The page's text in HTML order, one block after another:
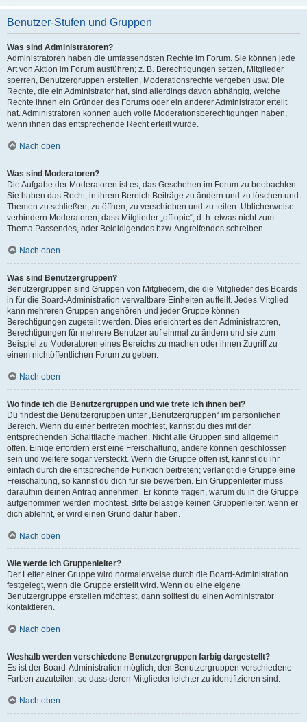
Benutzer-Stufen und Gruppen
Was sind Administratoren?
Administratoren haben die umfassendsten Rechte im Forum. Sie können jede
Art von Aktion im Forum ausführen; z. B. Berechtigungen setzen, Mitglieder
sperren, Benutzergruppen erstellen, Moderationsrechte vergeben usw. Die
Rechte, die ein Administrator hat, sind allerdings davon abhängig, welche
Rechte ihnen ein Gründer des Forums oder ein anderer Administrator erteilt
hat. Administratoren können auch volle Moderationsberechtigungen haben,
wenn ihnen das entsprechende Recht erteilt wurde.
Nach oben
Was sind Moderatoren?
Die Aufgabe der Moderatoren ist es, das Geschehen im Forum zu beobachten.
Sie haben das Recht, in ihrem Bereich Beiträge zu ändern und zu löschen und
Themen zu schließen, zu öffnen, zu verschieben und zu teilen. Üblicherweise
verhindern Moderatoren, dass Mitglieder „offtopic“, d. h. etwas nicht zum
Thema Passendes, oder Beleidigendes bzw. Angreifendes schreiben.
Nach oben
Was sind Benutzergruppen?
Benutzergruppen sind Gruppen von Mitgliedern, die die Mitglieder des Boards
in für die Board-Administration verwaltbare Einheiten aufteilt. Jedes Mitglied
kann mehreren Gruppen angehören und jeder Gruppe können
Berechtigungen zugeteilt werden. Dies erleichtert es den Administratoren,
Berechtigungen für mehrere Benutzer auf einmal zu ändern und sie zum
Beispiel zu Moderatoren eines Bereichs zu machen oder ihnen Zugriff zu
einem nichtöffentlichen Forum zu geben.
Nach oben
Wo finde ich die Benutzergruppen und wie trete ich ihnen bei?
Du findest die Benutzergruppen unter „Benutzergruppen“ im persönlichen
Bereich. Wenn du einer beitreten möchtest, kannst du dies mit der
entsprechenden Schaltfläche machen. Nicht alle Gruppen sind allgemein
offen. Einige erfordern erst eine Freischaltung, andere können geschlossen
sein und weitere sogar versteckt. Wenn die Gruppe offen ist, kannst du ihr
einfach durch die entsprechende Funktion beitreten; verlangt die Gruppe eine
Freischaltung, so kannst du dich für sie bewerben. Ein Gruppenleiter muss
daraufhin deinen Antrag annehmen. Er könnte fragen, warum du in die Gruppe
aufgenommen werden möchtest. Bitte belästige keinen Gruppenleiter, wenn er
dich ablehnt, er wird einen Grund dafür haben.
Nach oben
Wie werde ich Gruppenleiter?
Der Leiter einer Gruppe wird normalerweise durch die Board-Administration
festgelegt, wenn die Gruppe erstellt wird. Wenn du eine eigene
Benutzergruppe erstellen möchtest, dann solltest du einen Administrator
kontaktieren.
Nach oben
Weshalb werden verschiedene Benutzergruppen farbig dargestellt?
Es ist der Board-Administration möglich, den Benutzergruppen verschiedene
Farben zuzuteilen, so dass deren Mitglieder leichter zu identifizieren sind.
Nach oben